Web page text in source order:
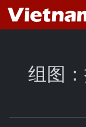
组图